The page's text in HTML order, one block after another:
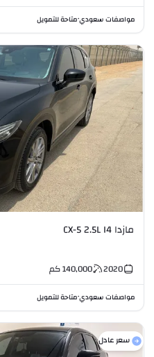
مواصفات سعودي•متاحة للتمويل
مازدا CX-5 2.5L I4
2020
140,000كم
مواصفات سعودي•متاحة للتمويل
سعر عادل